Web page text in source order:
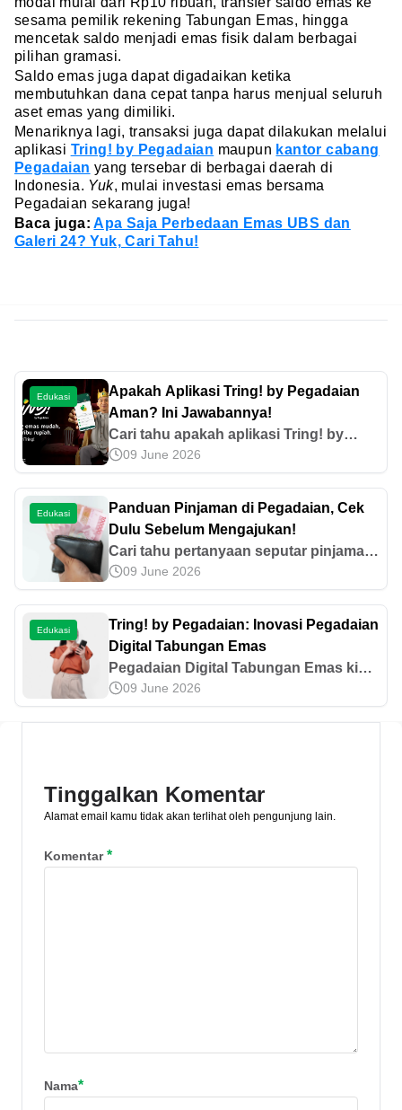
sesama pemilik rekening Tabungan Emas, hingga
mencetak saldo menjadi emas fisik dalam berbagai
pilihan gramasi.
Saldo emas juga dapat digadaikan ketika
membutuhkan dana cepat tanpa harus menjual seluruh
aset emas yang dimiliki.
Menariknya lagi, transaksi juga dapat dilakukan melalui
aplikasi Tring! by Pegadaian maupun kantor cabang
Pegadaian yang tersebar di berbagai daerah di
Indonesia. Yuk, mulai investasi emas bersama
Pegadaian sekarang juga!
Baca juga:Apa Saja Perbedaan Emas UBS dan
Galeri 24? Yuk, Cari Tahu!
Edukasi
Apakah Aplikasi Tring! by Pegadaian
Aman? Ini Jawabannya!
Cari tahu apakah aplikasi Tring! by
Pegadaian aman, lengkap dengan
sistem keamanan serta tips menjaga
akun tetap terlindungi pada artikel ini.
09 June 2026
Edukasi
Panduan Pinjaman di Pegadaian, Cek
Dulu Sebelum Mengajukan!
Cari tahu pertanyaan seputar pinjaman
di Pegadaian, mulai dari jenis hingga
kemudahan perpanjang pinjamannya
pada artikel ini!
09 June 2026
Edukasi
Tring! by Pegadaian: Inovasi Pegadaian
Digital Tabungan Emas
Pegadaian Digital Tabungan Emas kini
hadir melalui Tring! by Pegadaian.
Ketahui cara membuka rekening,
09 June 2026
Tinggalkan Komentar
Alamat email kamu tidak akan terlihat oleh pengunjung lain.
Komentar*
Nama*